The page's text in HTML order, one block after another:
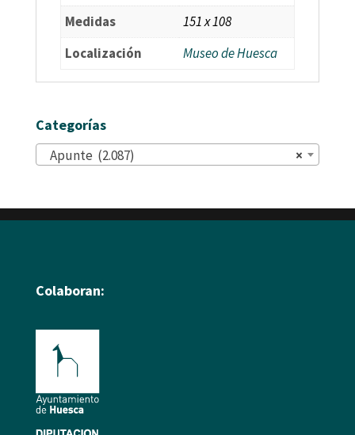
Medidas
151 x 108
Localización
Museo de Huesca
Categorías
×
Apunte (2.087)
Colaboran: